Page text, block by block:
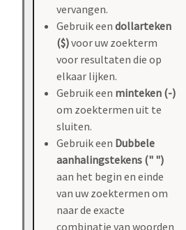
vervangen.
Gebruik een dollarteken
($)voor uw zoekterm
voor resultaten die op
elkaar lijken.
Gebruik een minteken (-)
om zoektermen uit te
sluiten.
Gebruik een Dubbele
aanhalingstekens (" ")
aan het begin en einde
van uw zoektermen om
naar de exacte
combinatie van woorden